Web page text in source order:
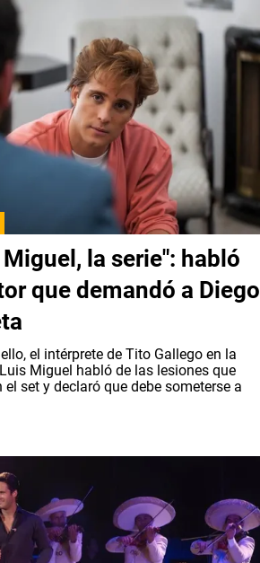
la serie": habló
que demandó a Diego
el intérprete de Tito Gallego en la
Miguel habló de las lesiones que
el set y declaró que debe someterse a